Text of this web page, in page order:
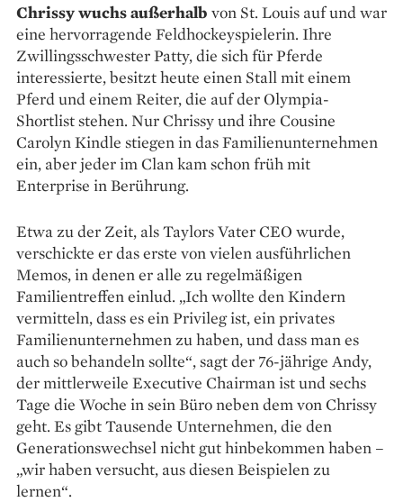
Chrissy wuchs außerhalb von St. Louis auf und war
eine hervorragende Feldhockeyspielerin. Ihre
Zwillingsschwester Patty, die sich für Pferde
interessierte, besitzt heute einen Stall mit einem
Pferd und einem Reiter, die auf der Olympia-
Shortlist stehen. Nur Chrissy und ihre Cousine
Carolyn Kindle stiegen in das Familienunternehmen
ein, aber jeder im Clan kam schon früh mit
Enterprise in Berührung.
Etwa zu der Zeit, als Taylors Vater CEO wurde,
verschickte er das erste von vielen ausführlichen
Memos, in denen er alle zu regel­mäßigen
Familientreffen einlud. „Ich wollte den Kindern
vermitteln, dass es ein Privileg ist, ein privates
Familienunternehmen zu haben, und dass man es
auch so behandeln sollte“, sagt der 76-jährige Andy,
der mittlerweile Executive Chairman ist und sechs
Tage die Woche in sein Büro neben dem von Chrissy
geht. Es gibt Tausende Unternehmen, die den
Generationswechsel nicht gut hinbekommen haben –
„wir haben versucht, aus diesen Beispielen zu
lernen“.